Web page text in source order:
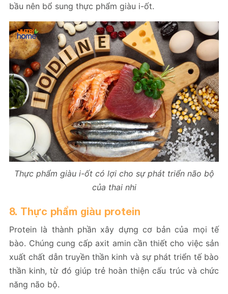
bầu nên bổ sung thực phẩm giàu i-ốt.
Thực phẩm giàu i-ốt có lợi cho sự phát triển não bộ
của thai nhi
8. Thực phẩm giàu protein
Protein là thành phần xây dựng cơ bản của mọi tế
bào. Chúng cung cấp axit amin cần thiết cho việc sản
xuất chất dẫn truyền thần kinh và sự phát triển tế bào
thần kinh, từ đó giúp trẻ hoàn thiện cấu trúc và chức
năng não bộ.